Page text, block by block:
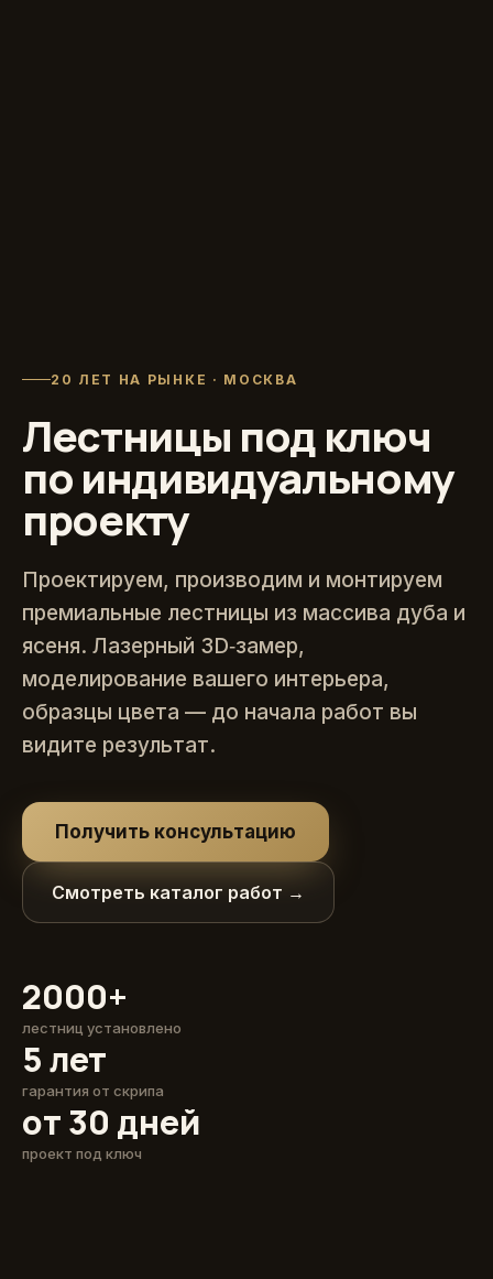
20 ЛЕТ НА РЫНКЕ · МОСКВА
Лестницы под ключ
по индивидуальному
проекту
Проектируем, производим и монтируем
премиальные лестницы из массива дуба и
ясеня. Лазерный 3D‑замер,
моделирование вашего интерьера,
образцы цвета — до начала работ вы
видите результат.
Получить консультацию
Смотреть каталог работ →
2000+
лестниц установлено
5 лет
гарантия от скрипа
от 30 дней
проект под ключ